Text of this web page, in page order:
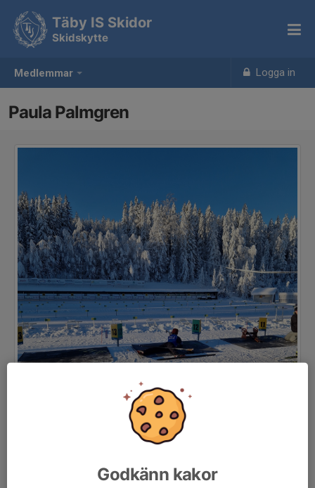
Medlemmar Logga in
Täby IS Skidor
Skidskytte
Paula Palmgren
Godkänn kakor